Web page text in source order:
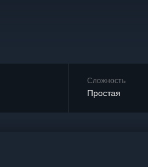
Сложность
Простая